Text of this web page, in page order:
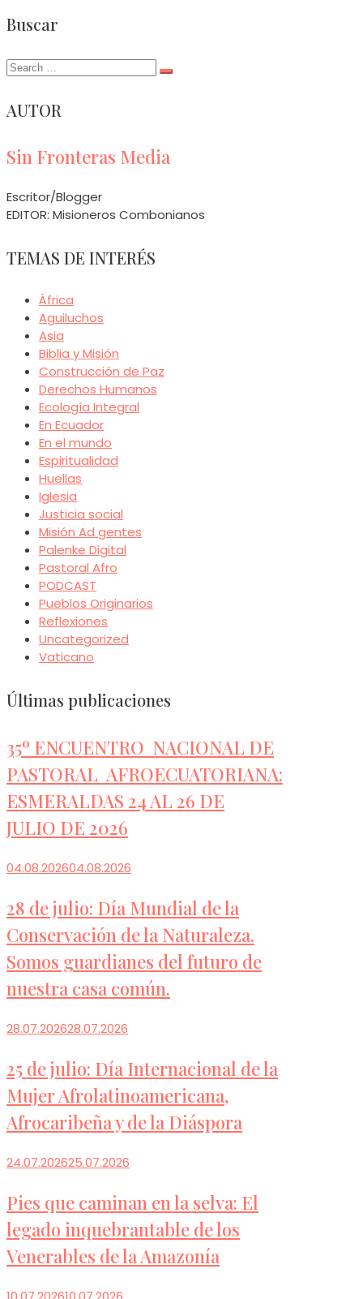
Buscar
Search
AUTOR
Sin Fronteras Media
Escritor/Blogger
EDITOR: Misioneros Combonianos
TEMAS DE INTERÉS
África
Aguiluchos
Asia
Biblia y Misión
Construcción de Paz
Derechos Humanos
Ecología Integral
En Ecuador
En el mundo
Espiritualidad
Huellas
Iglesia
Justicia social
Misión Ad gentes
Palenke Digital
Pastoral Afro
PODCAST
Pueblos Originarios
Reflexiones
Uncategorized
Vaticano
Últimas publicaciones
35º ENCUENTRO NACIONAL DE
PASTORAL AFROECUATORIANA:
ESMERALDAS 24 AL 26 DE
JULIO DE 2026
04.08.202604.08.2026
28 de julio: Día Mundial de la
Conservación de la Naturaleza.
Somos guardianes del futuro de
nuestra casa común.
28.07.202628.07.2026
25 de julio: Día Internacional de la
Mujer Afrolatinoamericana,
Afrocaribeña y de la Diáspora
24.07.202625.07.2026
Pies que caminan en la selva: El
legado inquebrantable de los
Venerables de la Amazonía